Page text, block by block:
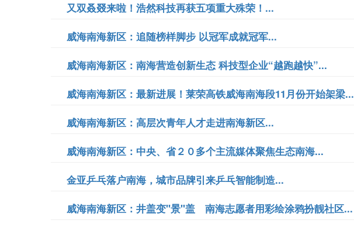
又双叒叕来啦！浩然科技再获五项重大殊荣！...
威海南海新区：追随榜样脚步 以冠军成就冠军...
威海南海新区：南海营造创新生态 科技型企业“越跑越快”...
威海南海新区：最新进展！莱荣高铁威海南海段11月份开始架梁...
威海南海新区：高层次青年人才走进南海新区...
威海南海新区：中央、省２０多个主流媒体聚焦生态南海...
金亚乒乓落户南海，城市品牌引来乒乓智能制造...
威海南海新区：井盖变"景"盖 南海志愿者用彩绘涂鸦扮靓社区...